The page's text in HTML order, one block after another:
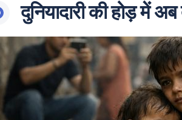
दुनियादारी की होड़ में